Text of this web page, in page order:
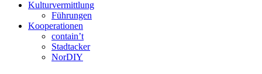
Kulturvermittlung
Führungen
Kooperationen
contain’t
Stadtacker
NorDIY